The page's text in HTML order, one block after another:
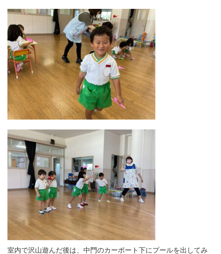
室内で沢山遊んだ後は、中門のカーポート下にプールを出してみ